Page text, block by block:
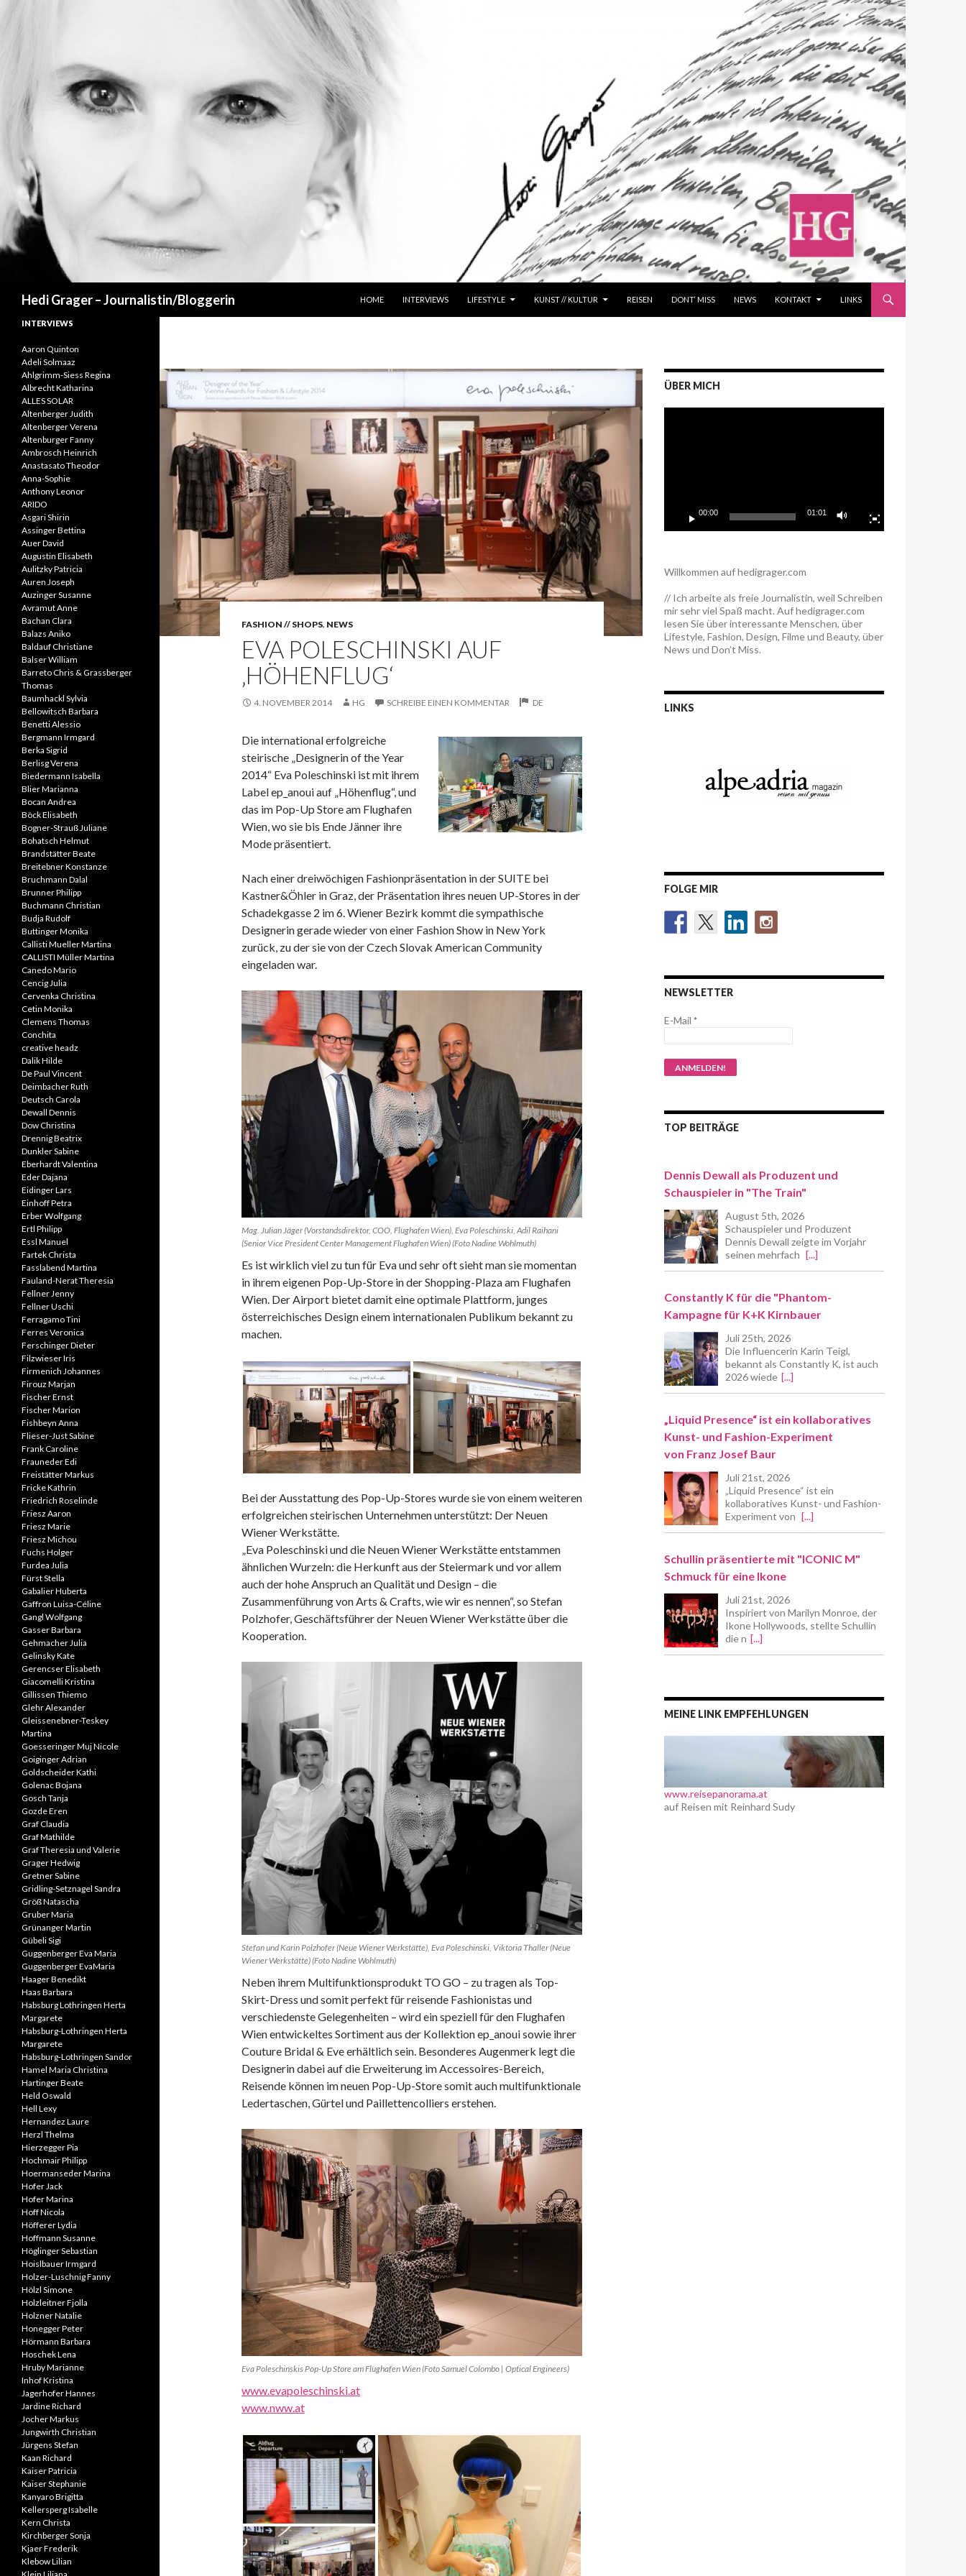
Hedi Grager – Journalistin/Bloggerin
HOME
INTERVIEWS LIFESTYLE KUNST // KULTUR REISEN DONT‘ MISS NEWS KONTAKT LINKS
FASHION // SHOPS, NEWS
EVA POLESCHINSKI AUF
‚HÖHENFLUG‘
4. NOVEMBER 2014 HG SCHREIBE EINEN KOMMENTAR DE
Die international erfolgreiche
steirische „Designerin of the Year
2014“ Eva Poleschinski ist mit ihrem
Label ep_anoui auf „Höhenflug“, und
das im Pop-Up Store am Flughafen
Wien, wo sie bis Ende Jänner ihre
Mode präsentiert.
Nach einer dreiwöchigen Fashionpräsentation in der SUITE bei
Kastner&Öhler in Graz, der Präsentation ihres neuen UP-Stores in der
Schadekgasse 2 im 6. Wiener Bezirk kommt die sympathische
Designerin gerade wieder von einer Fashion Show in New York
zurück, zu der sie von der Czech Slovak American Community
eingeladen war.
Mag. Julian Jäger (Vorstandsdirektor, COO, Flughafen Wien), Eva Poleschinski, Adil Raihani
(Senior Vice President Center Management Flughafen Wien) (Foto Nadine Wohlmuth)
Es ist wirklich viel zu tun für Eva und sehr oft sieht man sie momentan
in ihrem eigenen Pop-Up-Store in der Shopping-Plaza am Flughafen
Wien. Der Airport bietet damit eine optimale Plattform, junges
österreichisches Design einem internationalen Publikum bekannt zu
machen.
Bei der Ausstattung des Pop-Up-Stores wurde sie von einem weiteren
erfolgreichen steirischen Unternehmen unterstützt: Der Neuen
Wiener Werkstätte.
„Eva Poleschinski und die Neuen Wiener Werkstätte entstammen
ähnlichen Wurzeln: die Herkunft aus der Steiermark und vor allem
auch der hohe Anspruch an Qualität und Design – die
Zusammenführung von Arts & Crafts, wie wir es nennen“, so Stefan
Polzhofer, Geschäftsführer der Neuen Wiener Werkstätte über die
Kooperation.
Stefan und Karin Polzhofer (Neue Wiener Werkstätte), Eva Poleschinski, Viktoria Thaller (Neue
Wiener Werkstätte) (Foto Nadine Wohlmuth)
Neben ihrem Multifunktionsprodukt TO GO – zu tragen als Top-
Skirt-Dress und somit perfekt für reisende Fashionistas und
verschiedenste Gelegenheiten – wird ein speziell für den Flughafen
Wien entwickeltes Sortiment aus der Kollektion ep_anoui sowie ihrer
Couture Bridal & Eve erhältlich sein. Besonderes Augenmerk legt die
Designerin dabei auf die Erweiterung im Accessoires-Bereich,
Reisende können im neuen Pop-Up-Store somit auch multifunktionale
Ledertaschen, Gürtel und Paillettencolliers erstehen.
Eva Poleschinskis Pop-Up Store am Flughafen Wien (Foto Samuel Colombo | Optical Engineers)
www.evapoleschinski.at
www.nww.at
ÜBER MICH
00:00 01:01
Willkommen auf hedigrager.com
// Ich arbeite als freie Journalistin, weil Schreiben
mir sehr viel Spaß macht. Auf hedigrager.com
lesen Sie über interessante Menschen, über
Lifestyle, Fashion, Design, Filme und Beauty, über
News und Don’t Miss.
LINKS
FOLGE MIR
NEWSLETTER
E-Mail *
TOP BEITRÄGE
Dennis Dewall als Produzent und
Schauspieler in "The Train"
August 5th, 2026
Schauspieler und Produzent
Dennis Dewall zeigte im Vorjahr
seinen mehrfach [...]
Constantly K für die "Phantom-
Kampagne für K+K Kirnbauer
Juli 25th, 2026
Die Influencerin Karin Teigl,
bekannt als Constantly K, ist auch
2026 wiede [...]
„Liquid Presence“ ist ein kollaboratives
Kunst- und Fashion-Experiment
von Franz Josef Baur
Juli 21st, 2026
„Liquid Presence“ ist ein
kollaboratives Kunst- und Fashion-
Experiment von [...]
Schullin präsentierte mit "ICONIC M"
Schmuck für eine Ikone
Juli 21st, 2026
Inspiriert von Marilyn Monroe, der
Ikone Hollywoods, stellte Schullin
die n [...]
MEINE LINK EMPFEHLUNGEN
www.reisepanorama.at
auf Reisen mit Reinhard Sudy
INTERVIEWS
Aaron Quinton
Adeli Solmaaz
Ahlgrimm-Siess Regina
Albrecht Katharina
ALLES SOLAR
Altenberger Judith
Altenberger Verena
Altenburger Fanny
Ambrosch Heinrich
Anastasato Theodor
Anna-Sophie
Anthony Leonor
ARIDO
Asgari Shirin
Assinger Bettina
Auer David
Augustin Elisabeth
Aulitzky Patricia
Auren Joseph
Auzinger Susanne
Avramut Anne
Bachan Clara
Balazs Aniko
Baldauf Christiane
Balser William
Barreto Chris & Grassberger
Thomas
Baumhackl Sylvia
Bellowitsch Barbara
Benetti Alessio
Bergmann Irmgard
Berka Sigrid
Berlisg Verena
Biedermann Isabella
Blier Marianna
Bocan Andrea
Böck Elisabeth
Bogner-Strauß Juliane
Bohatsch Helmut
Brandstätter Beate
Breitebner Konstanze
Bruchmann Dalal
Brunner Philipp
Buchmann Christian
Budja Rudolf
Buttinger Monika
Callisti Mueller Martina
CALLISTI Müller Martina
Canedo Mario
Cencig Julia
Cervenka Christina
Cetin Monika
Clemens Thomas
Conchita
creative headz
Dalik Hilde
De Paul Vincent
Deimbacher Ruth
Deutsch Carola
Dewall Dennis
Dow Christina
Drennig Beatrix
Dunkler Sabine
Eberhardt Valentina
Eder Dajana
Eidinger Lars
Einhoff Petra
Erber Wolfgang
Ertl Philipp
Essl Manuel
Fartek Christa
Fasslabend Martina
Fauland-Nerat Theresia
Fellner Jenny
Fellner Uschi
Ferragamo Tini
Ferres Veronica
Ferschinger Dieter
Filzwieser Iris
Firmenich Johannes
Firouz Marjan
Fischer Ernst
Fischer Marion
Fishbeyn Anna
Flieser-Just Sabine
Frank Caroline
Frauneder Edi
Freistätter Markus
Fricke Kathrin
Friedrich Roselinde
Friesz Aaron
Friesz Marie
Friesz Michou
Fuchs Holger
Furdea Julia
Fürst Stella
Gabalier Huberta
Gaffron Luisa-Céline
Gangl Wolfgang
Gasser Barbara
Gehmacher Julia
Gelinsky Kate
Gerencser Elisabeth
Giacomelli Kristina
Gillissen Thiemo
Glehr Alexander
Gleissenebner-Teskey
Martina
Goesseringer Muj Nicole
Goiginger Adrian
Goldscheider Kathi
Golenac Bojana
Gosch Tanja
Gozde Eren
Graf Claudia
Graf Mathilde
Graf Theresia und Valerie
Grager Hedwig
Gretner Sabine
Gridling-Setznagel Sandra
Größ Natascha
Gruber Maria
Grünanger Martin
Gübeli Sigi
Guggenberger Eva Maria
Guggenberger EvaMaria
Haager Benedikt
Haas Barbara
Habsburg Lothringen Herta
Margarete
Habsburg-Lothringen Herta
Margarete
Habsburg-Lothringen Sandor
Hamel Maria Christina
Hartinger Beate
Held Oswald
Hell Lexy
Hernandez Laure
Herzl Thelma
Hierzegger Pia
Hochmair Philipp
Hoermanseder Marina
Hofer Jack
Hofer Marina
Hoff Nicola
Höfferer Lydia
Hoffmann Susanne
Höglinger Sebastian
Hoislbauer Irmgard
Holzer-Luschnig Fanny
Hölzl Simone
Holzleitner Fjolla
Holzner Natalie
Honegger Peter
Hörmann Barbara
Hoschek Lena
Hruby Marianne
Inhof Kristina
Jagerhofer Hannes
Jardine Richard
Jocher Markus
Jungwirth Christian
Jürgens Stefan
Kaan Richard
Kaiser Patricia
Kaiser Stephanie
Kanyaro Brigitta
Kellersperg Isabelle
Kern Christa
Kirchberger Sonja
Kjaer Frederik
Klebow Lilian